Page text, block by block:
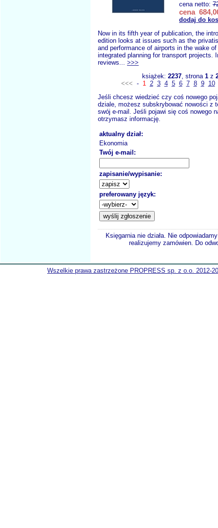
cena netto:
cena
dodaj do
Now in its fifth year of publication, the
edition looks at issues such as the
and performance of airports in the wake
integrated planning for transport projects.
reviews... >>>
książek: 2237, strona 1z
<<< - 1 2 3 4 5 6 7 8 9
10
Jeśli chcesz wiedzieć czy coś nowego
dziale, możesz subskrybować nowości z
swój e-mail. Jeśli pojawi się coś nowego
otrzymasz informację.
aktualny dział:
Ekonomia
Twój e-mail:
zapisanie/wypisanie:
preferowany język:
Księgarnia nie działa. Nie
realizujemy zamówien. Do
Wszelkie prawa zastrzeżone PROPRESS sp. z o.o. 2012-